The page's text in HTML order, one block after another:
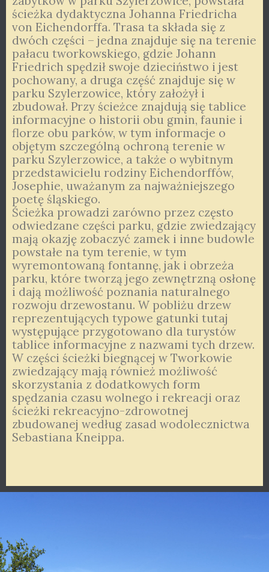
ścieżka dydaktyczna Johanna Friedricha
von Eichendorffa. Trasa ta składa się z
dwóch części – jedna znajduje się na terenie
pałacu tworkowskiego, gdzie Johann
Friedrich spędził swoje dzieciństwo i jest
pochowany, a druga część znajduje się w
parku Szylerzowice, który założył i
zbudował. Przy ścieżce znajdują się tablice
informacyjne o historii obu gmin, faunie i
florze obu parków, w tym informacje o
objętym szczególną ochroną terenie w
parku Szylerzowice, a także o wybitnym
przedstawicielu rodziny Eichendorffów,
Josephie, uważanym za najważniejszego
poetę śląskiego.
Ścieżka prowadzi zarówno przez często
odwiedzane części parku, gdzie zwiedzający
mają okazję zobaczyć zamek i inne budowle
powstałe na tym terenie, w tym
wyremontowaną fontannę, jak i obrzeża
parku, które tworzą jego zewnętrzną osłonę
i dają możliwość poznania naturalnego
rozwoju drzewostanu. W pobliżu drzew
reprezentujących typowe gatunki tutaj
występujące przygotowano dla turystów
tablice informacyjne z nazwami tych drzew.
W części ścieżki biegnącej w Tworkowie
zwiedzający mają również możliwość
skorzystania z dodatkowych form
spędzania czasu wolnego i rekreacji oraz
ścieżki rekreacyjno-zdrowotnej
zbudowanej według zasad wodolecznictwa
Sebastiana Kneippa.